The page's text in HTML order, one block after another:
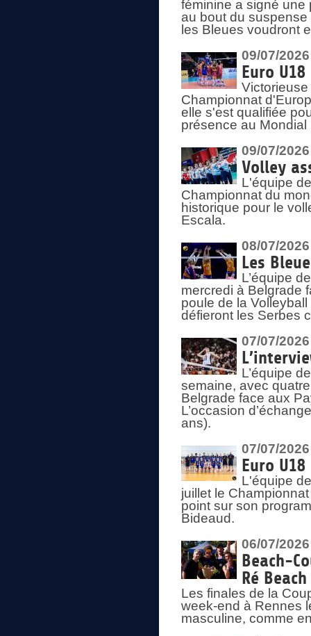
féminine a signé une
au bout du
les Bleues voudront
09/07/2026
Euro
Championnat
elle s'est qualifiée
présence au
09/07/2026
Volley
L'équipe
Championnat du
historique pour le
Escala.
08/07/2026
Les
L’équipe
mercredi à Belgrade
poule de la
défieront les Serbes
07/07/2026
L’équipe
semaine, avec
Belgrade face aux
L’occasion
ans).
07/07/2026
Euro
L'équipe
juillet le
point sur son
Bideaud.
06/07/2026
Beach-
Ré
Les finales de la
week-end à Rennes
masculine, comme